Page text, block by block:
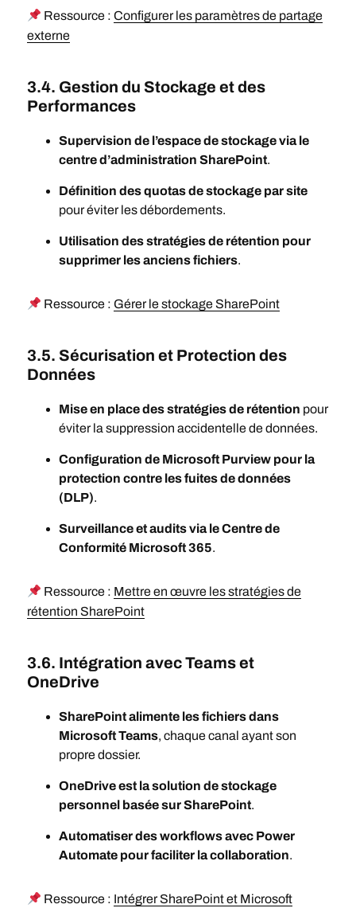
Ressource : Configurer les paramètres de partage
externe
3.4. Gestion du Stockage et des
Performances
Supervision de l’espace de stockage via le
centre d’administration SharePoint.
Définition des quotas de stockage par site
pour éviter les débordements.
Utilisation des stratégies de rétention pour
supprimer les anciens fichiers.
Ressource : Gérer le stockage SharePoint
3.5. Sécurisation et Protection des
Données
Mise en place des stratégies de rétention pour
éviter la suppression accidentelle de données.
Configuration de Microsoft Purview pour la
protection contre les fuites de données
(DLP).
Surveillance et audits via le Centre de
Conformité Microsoft 365.
Ressource : Mettre en œuvre les stratégies de
rétention SharePoint
3.6. Intégration avec Teams et
OneDrive
SharePoint alimente les fichiers dans
Microsoft Teams, chaque canal ayant son
propre dossier.
OneDrive est la solution de stockage
personnel basée sur SharePoint.
Automatiser des workflows avec Power
Automate pour faciliter la collaboration.
Ressource : Intégrer SharePoint et Microsoft